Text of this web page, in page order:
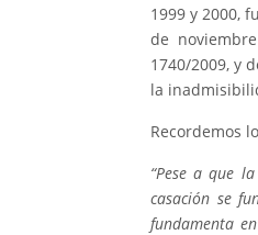
1999 y 2000,
de
1740/2009, y
la
Recordemos
“Pese a que
casación se
fundamenta